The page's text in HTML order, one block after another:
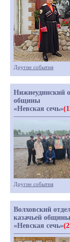
Другие события
Нижнеудинский
общины
«Невская сечь»
Другие события
Волховский
казачьей общины
«Невская сечь»